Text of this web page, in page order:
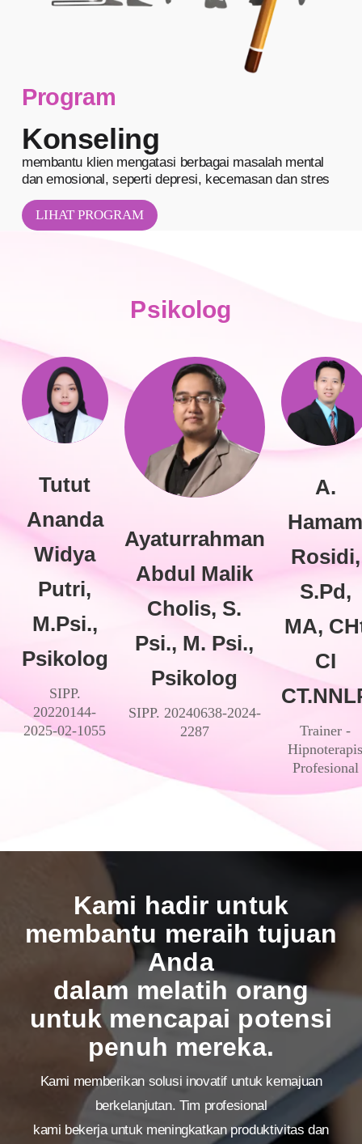
Program
Konseling
membantu klien mengatasi berbagai masalah mental
dan emosional, seperti depresi, kecemasan dan stres
LIHAT PROGRAM
Psikolog
Tutut
Ananda
Widya
Putri,
M.Psi.,
Psikolog
SIPP.
20220144-
2025-02-1055
Ayaturrahman
Abdul Malik
Cholis, S.
Psi., M. Psi.,
Psikolog
SIPP. 20240638-2024-
2287
A.
Rosidi,
S.Pd,
MA,
CI
Trainer -
Profesional
Kami hadir untuk
membantu meraih tujuan
Anda
dalam melatih orang
untuk mencapai potensi
penuh mereka.
Kami memberikan solusi inovatif untuk kemajuan
berkelanjutan. Tim profesional
kami bekerja untuk meningkatkan produktivitas dan